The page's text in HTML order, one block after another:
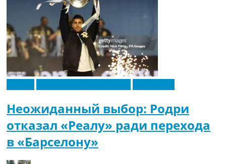
Неожиданный выбор: Родри
отказал «Реалу» ради перехода
в «Барселону»